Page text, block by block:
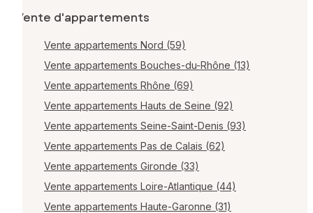
Vente d'appartements
Vente appartements Nord (59)
Vente appartements Bouches-du-Rhône (13)
Vente appartements Rhône (69)
Vente appartements Hauts de Seine (92)
Vente appartements Seine-Saint-Denis (93)
Vente appartements Pas de Calais (62)
Vente appartements Gironde (33)
Vente appartements Loire-Atlantique (44)
Vente appartements Haute-Garonne (31)